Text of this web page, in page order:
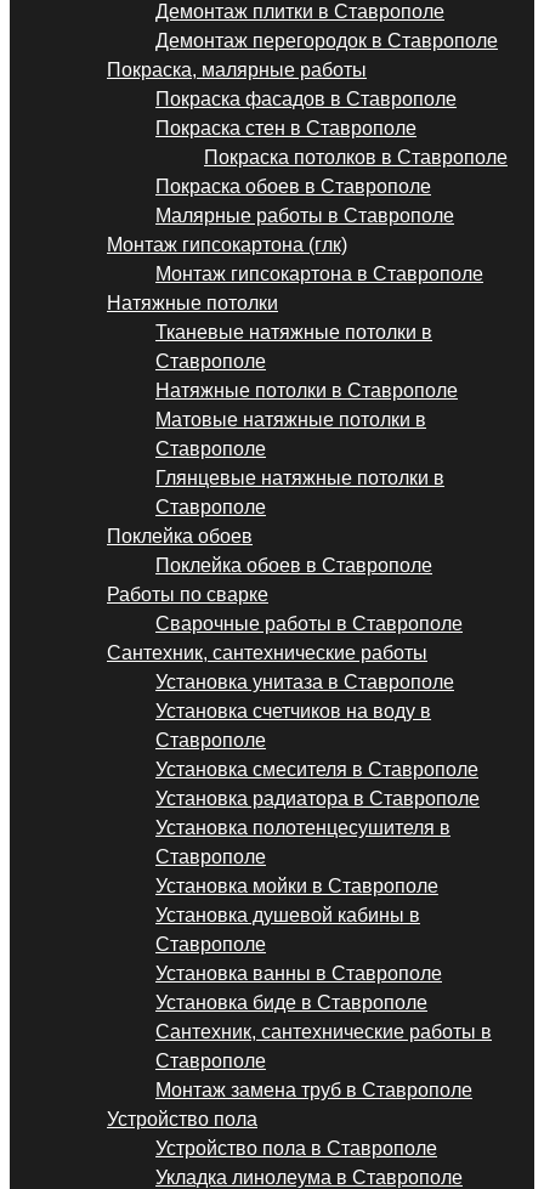
Демонтаж плитки в Ставрополе
Демонтаж перегородок в Ставрополе
Покраска, малярные работы
Покраска фасадов в Ставрополе
Покраска стен в Ставрополе
Покраска потолков в Ставрополе
Покраска обоев в Ставрополе
Малярные работы в Ставрополе
Монтаж гипсокартона (глк)
Монтаж гипсокартона в Ставрополе
Натяжные потолки
Тканевые натяжные потолки в
Ставрополе
Натяжные потолки в Ставрополе
Матовые натяжные потолки в
Ставрополе
Глянцевые натяжные потолки в
Ставрополе
Поклейка обоев
Поклейка обоев в Ставрополе
Работы по сварке
Сварочные работы в Ставрополе
Сантехник, сантехнические работы
Установка унитаза в Ставрополе
Установка счетчиков на воду в
Ставрополе
Установка смесителя в Ставрополе
Установка радиатора в Ставрополе
Установка полотенцесушителя в
Ставрополе
Установка мойки в Ставрополе
Установка душевой кабины в
Ставрополе
Установка ванны в Ставрополе
Установка биде в Ставрополе
Сантехник, сантехнические работы в
Ставрополе
Монтаж замена труб в Ставрополе
Устройство пола
Устройство пола в Ставрополе
Укладка линолеума в Ставрополе